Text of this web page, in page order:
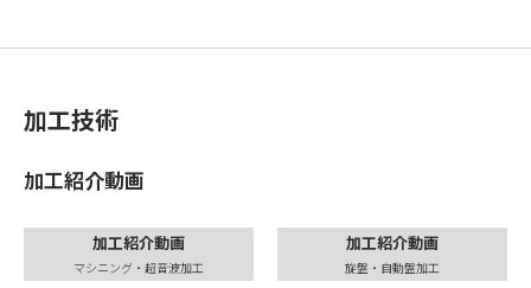
加工技術
加工紹介動画
加工紹介動画
マシニング・超音波加工
加工紹介動画
旋盤・自動盤加工